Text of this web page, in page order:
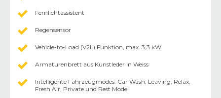
Fernlichtassistent
Regensensor
Vehicle-to-Load (V2L) Funktion, max. 3,3 kW
Armaturenbrett aus Kunstleder in Weiss
Intelligente Fahrzeugmodes: Car Wash, Leaving, Relax,
Fresh Air, Private und Rest Mode